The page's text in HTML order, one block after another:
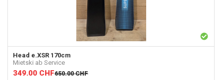
Head e.XSR 170cm
Mietski ab Service
349.00 CHF650.00 CHF